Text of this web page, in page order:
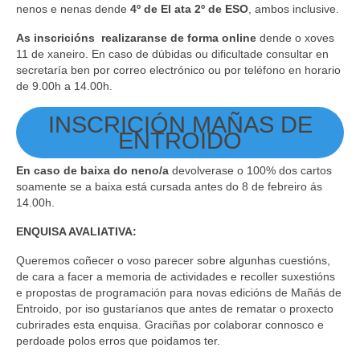
nenos e nenas dende 4º de EI ata 2º de ESO , ambos inclusive.
As inscricións realizaranse de forma online dende o xoves
11 de xaneiro. En caso de dúbidas ou dificultade consultar en
secretaría ben por correo electrónico ou por teléfono en horario
de 9.00h a 14.00h.
INSCRICIÓN MAÑAS DE
ENTROIDO
En caso de baixa do neno/a devolverase o 100% dos cartos
soamente se a baixa está cursada antes do 8 de febreiro ás
14.00h.
ENQUISA AVALIATIVA:
Queremos coñecer o voso parecer sobre algunhas cuestións,
de cara a facer a memoria de actividades e recoller suxestións
e propostas de programación para novas edicións de Mañás de
Entroido, por iso gustaríanos que antes de rematar o proxecto
cubrirades esta enquisa. Graciñas por colaborar connosco e
perdoade polos erros que poidamos ter.